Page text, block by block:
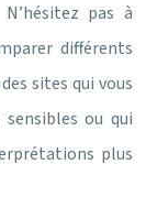
pas à
différents
sites qui vous
ou qui
plus